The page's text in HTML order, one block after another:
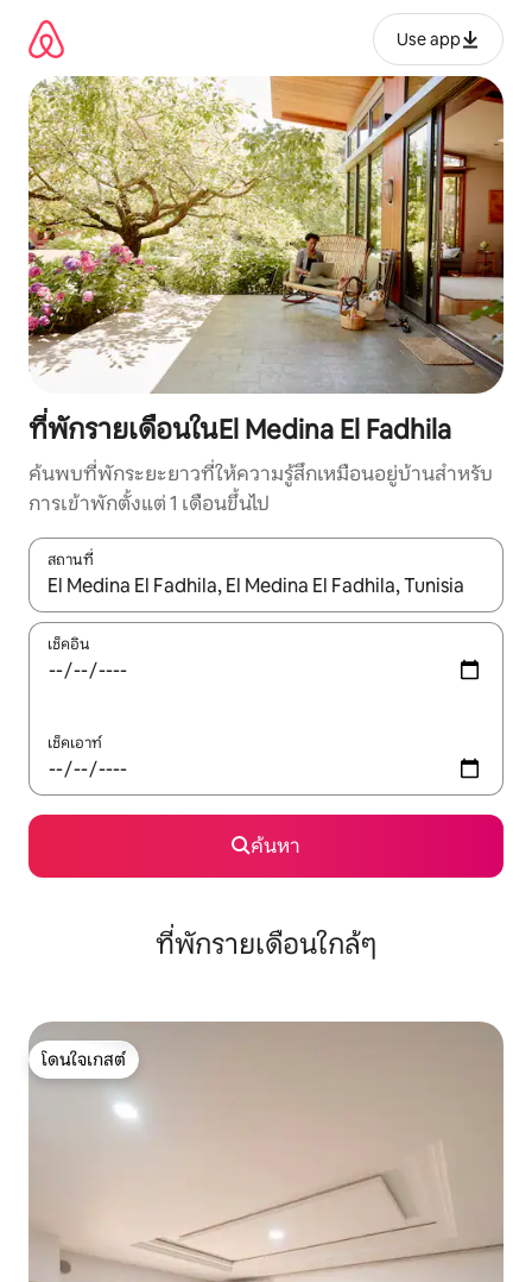
เนื้อหา
Use app
ที่พักรายเดือนในEl Medina El Fadhila
ค้นพบที่พักระยะยาวที่ให้ความรู้สึกเหมือนอยู่บ้านสำหรับ
การเข้าพักตั้งแต่ 1 เดือนขึ้นไป
สถานที่
ใช้ลูกศรขึ้นลง หรือใช้การสัมผัสหรือปัด เพื่อสำรวจผลการค้นหา
เช็คอิน
เช็คเอาท์
ค้นหา
ที่พักรายเดือนใกล้ๆ
โดนใจเกสต์
โดนใจเกสต์